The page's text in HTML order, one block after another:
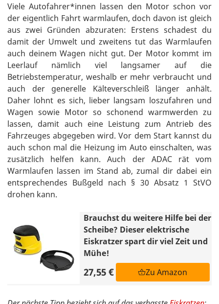
Viele Autofahrer*innen lassen den Motor schon vor
der eigentlich Fahrt warmlaufen, doch davon ist gleich
aus zwei Gründen abzuraten: Erstens schadest du
damit der Umwelt und zweitens tut das Warmlaufen
auch deinem Wagen nicht gut. Der Motor kommt im
Leerlauf nämlich viel langsamer auf die
Betriebstemperatur, weshalb er mehr verbraucht und
auch der generelle Kälteverschleiß länger anhält.
Daher lohnt es sich, lieber langsam loszufahren und
Wagen sowie Motor so schonend warmwerden zu
lassen, damit auch eine Leistung zum Antrieb des
Fahrzeuges abgegeben wird. Vor dem Start kannst du
auch schon mal die Heizung im Auto einschalten, was
zusätzlich helfen kann. Auch der ADAC rät vom
Warmlaufen lassen im Stand ab, zumal dir dabei ein
entsprechendes Bußgeld nach § 30 Absatz 1 StVO
drohen kann.
Brauchst du weitere Hilfe bei der
Scheibe? Dieser elektrische
Eiskratzer spart dir viel Zeit und
Mühe!
27,55 € Zu Amazon